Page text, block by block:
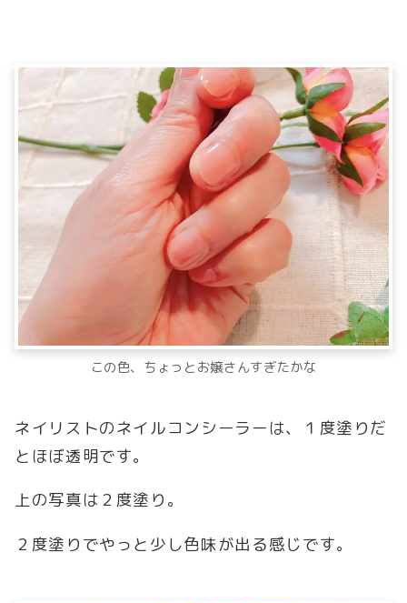
この色、ちょっとお嬢さんすぎたかな
ネイリストのネイルコンシーラーは、１度塗りだ
とほぼ透明です。
上の写真は２度塗り。
２度塗りでやっと少し色味が出る感じです。